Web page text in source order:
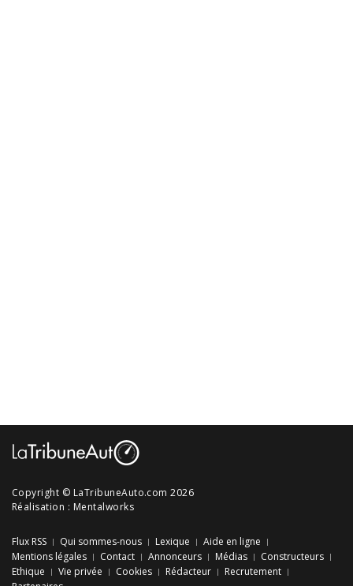
Copyright © LaTribuneAuto.com 2026
Réalisation : Mentalworks
Flux RSS Qui sommes-nous Lexique
Aide en ligne
Mentions légales
Contact Annonceurs Médias
Constructeurs
Ethique
Vie privée Cookies Rédacteur
Recrutement